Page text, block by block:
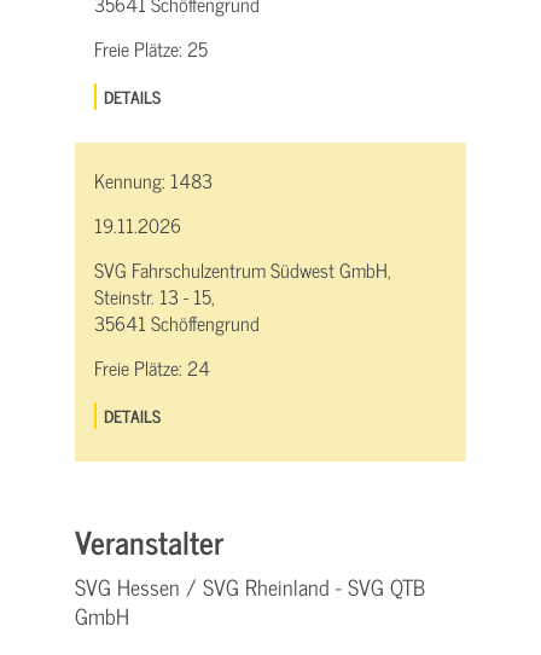
Freie Plätze:25
DETAILS
Kennung: 1483
19.11.2026
SVG Fahrschulzentrum Südwest GmbH,
Steinstr. 13 - 15,
35641 Schöffengrund
Freie Plätze:24
DETAILS
Veranstalter
SVG Hessen / SVG Rheinland - SVG QTB
GmbH